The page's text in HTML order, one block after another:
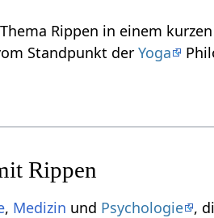
Rippen‏‎ - was ist das? Verstehe etwas
über das Wort bzw. den Ausdruck Rippen‏‎ vom Standpunkt derYoga
, Medizin und Psychologie ,